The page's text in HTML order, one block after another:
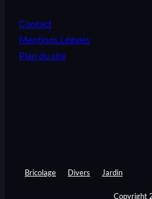
Contact
Mentions Légales
Plan du site
Bricolage Divers Jardin
Copyright